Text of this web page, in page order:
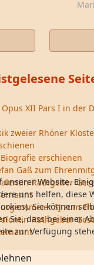
XII Pars I in der
zweier Rhöner
erschienen
Gaß zum
Rathgeber-
ernannt
SJ zum
Rathgeber-
ernannt
unserer Website.
uns helfen, diese
Sie können
Sie, dass bei einer
zur Verfügung